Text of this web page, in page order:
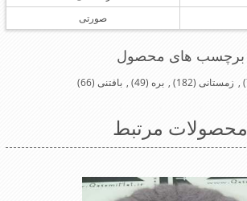
صورتی
برچسب های محصول
, زمستانی (182)
, بره (49)
, بافتنی (66)
محصولات مرتبط